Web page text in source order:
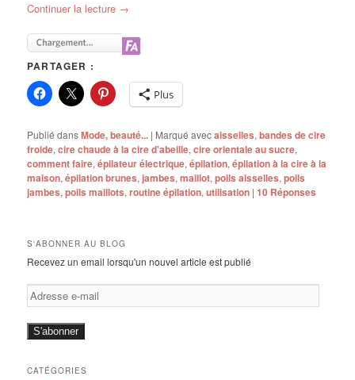
Continuer la lecture →
PARTAGER :
Plus
Publié dansMode, beauté... | Marqué avecaisselles,bandes de cire
froide,cire chaude à la cire d'abeille,cire orientale au sucre,
comment faire,épilateur électrique,épilation,épilation à la cire à la
maison,épilation brunes,jambes,maillot,poils aisselles,poils
jambes,poils maillots,routine épilation,utilisation |10 Réponses
S'ABONNER AU BLOG
Recevez un email lorsqu'un nouvel article est publié
Adresse
e-
mail
S'abonner
CATÉGORIES